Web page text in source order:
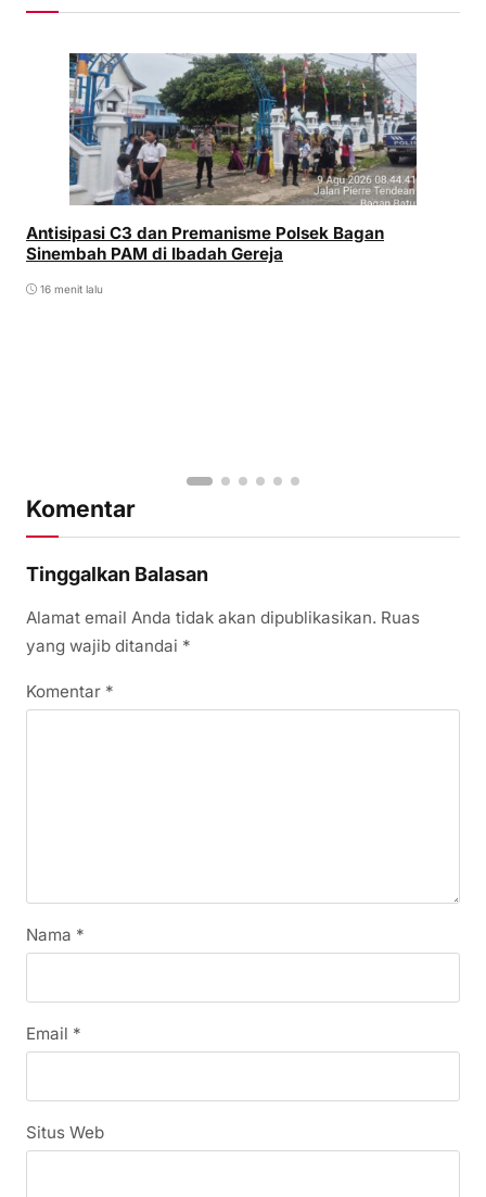
Antisipasi C3 dan Premanisme Polsek Bagan
Sinembah PAM di Ibadah Gereja
16 menit lalu
Komentar
Tinggalkan Balasan
Alamat email Anda tidak akan dipublikasikan. Ruas
yang wajib ditandai *
Komentar *
Nama *
Email *
Situs Web